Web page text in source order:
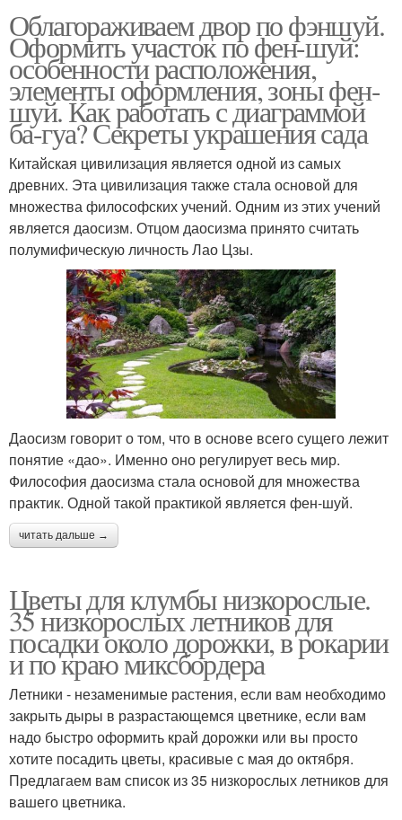
Облагораживаем двор по фэншуй.
Оформить участок по фен-шуй:
особенности расположения,
элементы оформления, зоны фен-
шуй. Как работать с диаграммой
ба-гуа? Секреты украшения сада
Китайская цивилизация является одной из самых
древних. Эта цивилизация также стала основой для
множества философских учений. Одним из этих учений
является даосизм. Отцом даосизма принято считать
полумифическую личность Лао Цзы.
Даосизм говорит о том, что в основе всего сущего лежит
понятие «дао». Именно оно регулирует весь мир.
Философия даосизма стала основой для множества
практик. Одной такой практикой является фен-шуй.
читать дальше →
Цветы для клумбы низкорослые.
35 низкорослых летников для
посадки около дорожки, в рокарии
и по краю миксбордера
Летники - незаменимые растения, если вам необходимо
закрыть дыры в разрастающемся цветнике, если вам
надо быстро оформить край дорожки или вы просто
хотите посадить цветы, красивые с мая до октября.
Предлагаем вам список из 35 низкорослых летников для
вашего цветника.